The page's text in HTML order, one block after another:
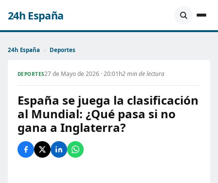
24h España
24h España › Deportes
DEPORTES27 de Mayo de 2026 · 20:01h2 min de lectura
España se juega la clasificación
al Mundial: ¿Qué pasa si no
gana a Inglaterra?